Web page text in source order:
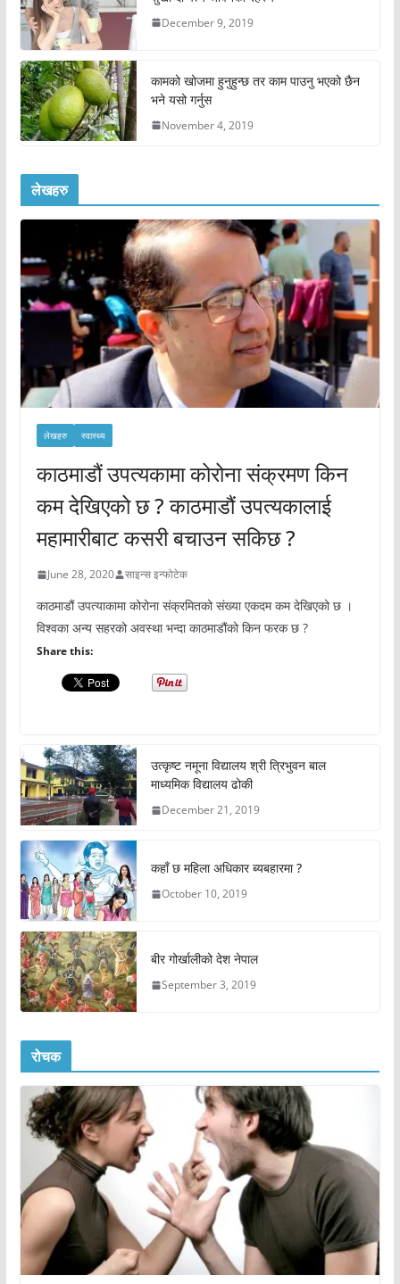
December 9, 2019
कामको खोजमा हुनुहुन्छ तर काम पाउनु भएको छैन
भने यसो गर्नुस
November 4, 2019
लेखहरु
लेखहरु स्वास्थ्य
काठमाडौं उपत्यकामा कोरोना संक्रमण किन
कम देखिएको छ ? काठमाडौं उपत्यकालाई
महामारीबाट कसरी बचाउन सकिछ ?
June 28, 2020 साइन्स इन्फोटेक
काठमाडौं उपत्याकामा कोरोना संक्रमितको संख्या एकदम कम देखिएको छ ।
विश्वका अन्य सहरको अवस्था भन्दा काठमाडौंको किन फरक छ ?
Share this:
उत्कृष्ट नमूना विद्यालय श्री त्रिभुवन बाल
माध्यमिक विद्यालय ढोकी
December 21, 2019
कहाँ छ महिला अधिकार ब्यबहारमा ?
October 10, 2019
बीर गोर्खालीको देश नेपाल
September 3, 2019
रोचक